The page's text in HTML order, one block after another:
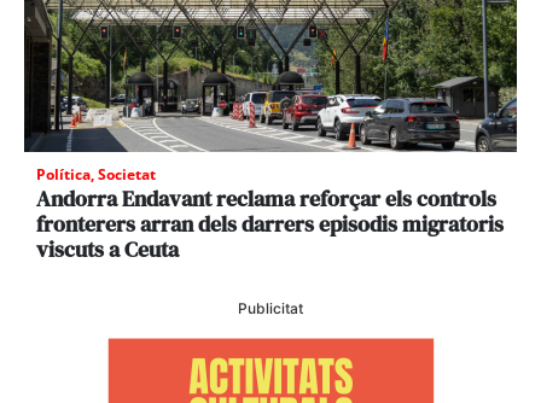
Política,Societat
Andorra Endavant reclama reforçar els controls
fronterers arran dels darrers episodis migratoris
viscuts a Ceuta
Publicitat